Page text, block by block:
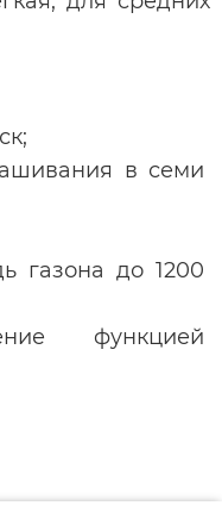
в семи
газона до 1200
функцией